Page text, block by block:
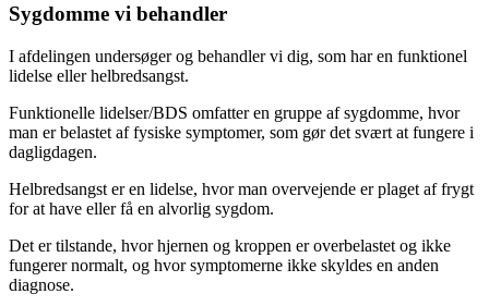
Sygdomme vi behandler
I afdelingen undersøger og behandler vi dig, som har en funktionel
lidelse eller helbredsangst.
Funktionelle lidelser/BDS omfatter en gruppe af sygdomme, hvor
man er belastet af fysiske symptomer, som gør det svært at fungere i
dagligdagen.
Helbredsangst er en lidelse, hvor man overvejende er plaget af frygt
for at have eller få en alvorlig sygdom.
Det er tilstande, hvor hjernen og kroppen er overbelastet og ikke
fungerer normalt, og hvor symptomerne ikke skyldes en anden
diagnose.